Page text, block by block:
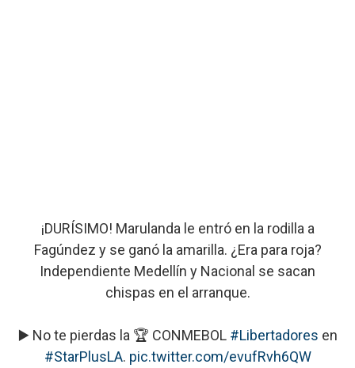
¡DURÍSIMO! Marulanda le entró en la rodilla a
Fagúndez y se ganó la amarilla. ¿Era para roja?
Independiente Medellín y Nacional se sacan
chispas en el arranque.
▶️ No te pierdas la 🏆 CONMEBOL #Libertadores en
#StarPlusLA. pic.twitter.com/evufRvh6QW